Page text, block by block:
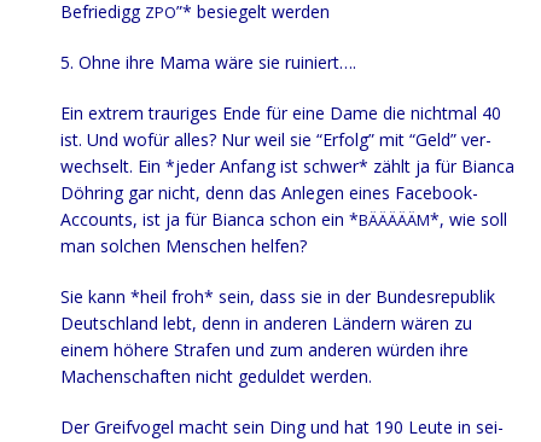
Be­frie­digg ZPO”* besie­gelt werden
5. Ohne ihre Mama wäre sie ruiniert….
Ein extrem trau­ri­ges Ende für eine Dame die nicht­mal 40
ist. Und wofür alles? Nur weil sie “Erfolg” mit “Geld” ver­
wech­selt. Ein *jeder Anfang ist schwer* zählt ja für Bian­ca
Döh­ring gar nicht, denn das Anle­gen eines Face­book-
Accounts, ist ja für Bian­ca schon ein *BÄÄÄÄÄM*, wie soll
man sol­chen Men­schen helfen?
Sie kann *heil froh* sein, dass sie in der Bun­des­re­pu­blik
Deutsch­land lebt, denn in ande­ren Län­dern wären zu
einem höhe­re Stra­fen und zum ande­ren wür­den ihre
Machen­schaf­ten nicht gedul­det werden.
Der Greif­vo­gel macht sein Ding und hat 190 Leu­te in sei­